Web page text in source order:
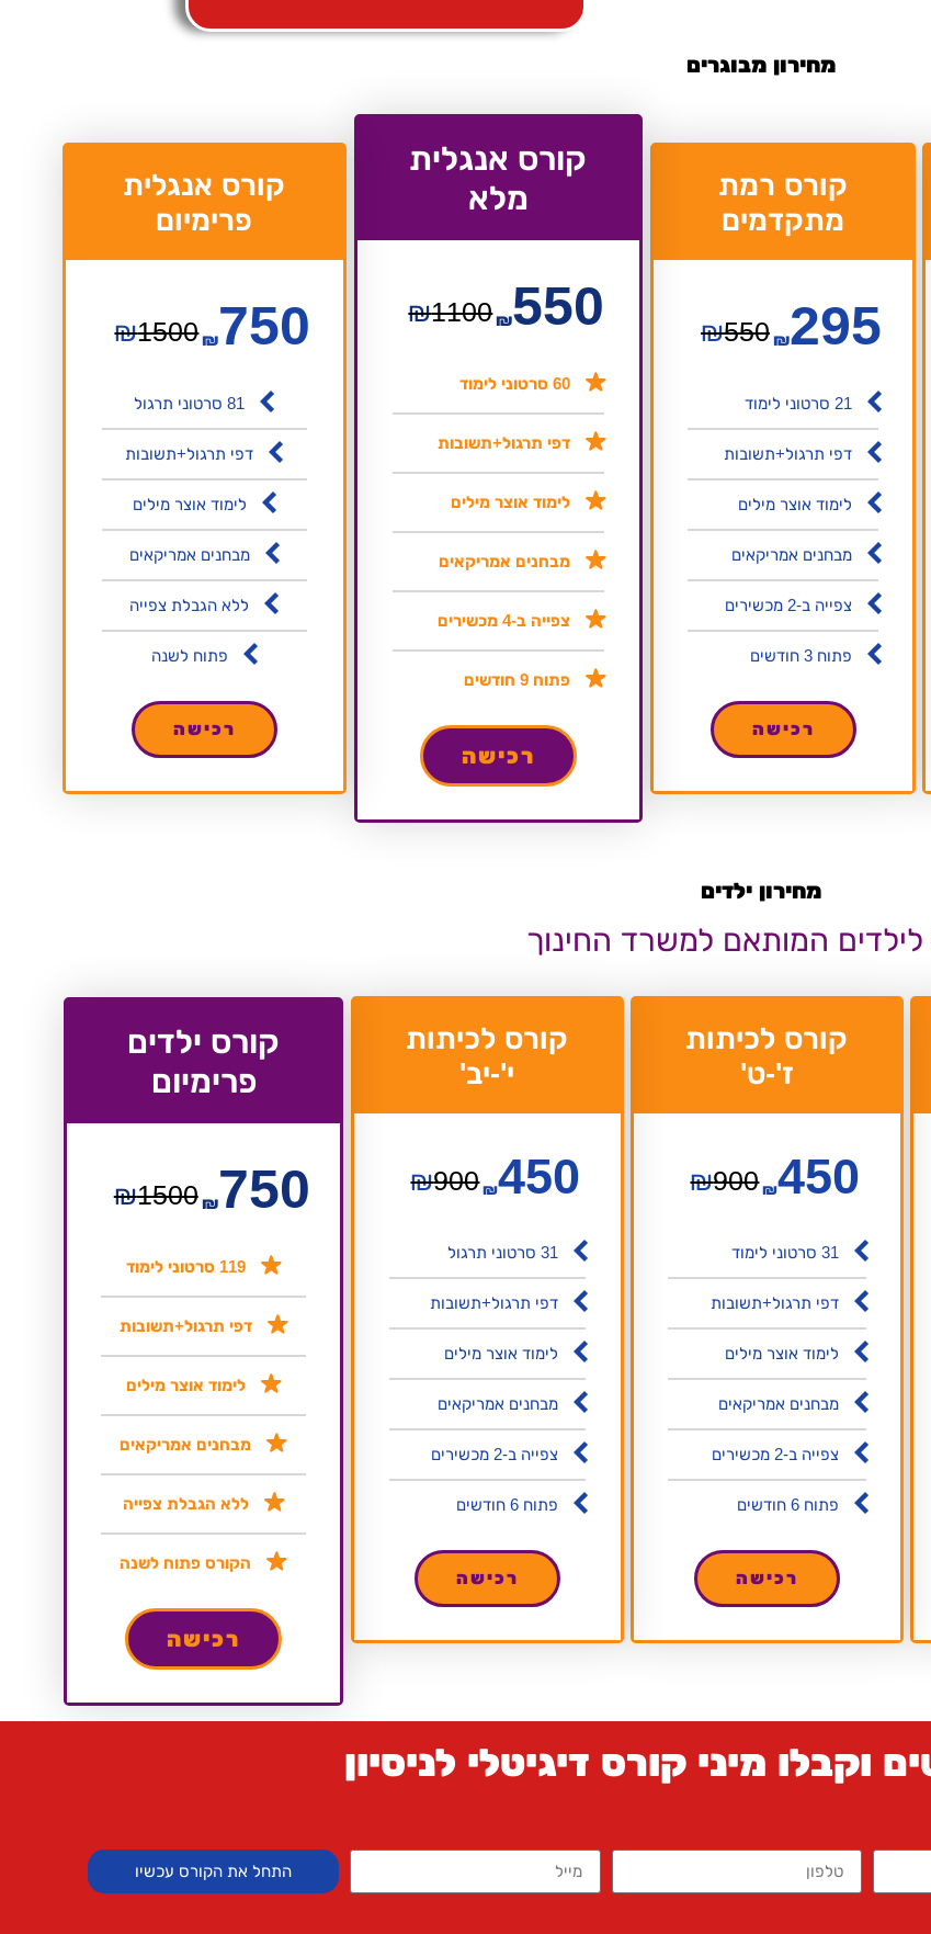
מחירון מבוגרים
קורס רמת
מתקדמים
₪550₪295
21 סרטוני לימוד
דפי תרגול+תשובות
לימוד אוצר מילים
מבחנים אמריקאים
צפייה ב-2 מכשירים
פתוח 3 חודשים
רכישה
קורס אנגלית
מלא
₪1100₪550
60 סרטוני לימוד
דפי תרגול+תשובות
לימוד אוצר מילים
מבחנים אמריקאים
צפייה ב-4 מכשירים
פתוח 9 חודשים
רכישה
קורס אנגלית
פרימיום
₪1500₪750
81 סרטוני תרגול
דפי תרגול+תשובות
לימוד אוצר מילים
מבחנים אמריקאים
ללא הגבלת צפייה
פתוח לשנה
רכישה
מחירון ילדים
לילדים המותאם למשרד החינוך
קורס לכיתות
ז'-ט'
₪900 ₪450
31 סרטוני לימוד
דפי תרגול+תשובות
לימוד אוצר מילים
מבחנים אמריקאים
צפייה ב-2 מכשירים
פתוח 6 חודשים
רכישה
קורס לכיתות
י'-יב'
₪900 ₪450
31 סרטוני תרגול
דפי תרגול+תשובות
לימוד אוצר מילים
מבחנים אמריקאים
צפייה ב-2 מכשירים
פתוח 6 חודשים
רכישה
קורס ילדים
פרימיום
₪1500₪750
119 סרטוני לימוד
דפי תרגול+תשובות
לימוד אוצר מילים
מבחנים אמריקאים
ללא הגבלת צפייה
הקורס פתוח לשנה
רכישה
וקבלו מיני קורס דיגיטלי לניסיון
התחל את הקורס עכשיו